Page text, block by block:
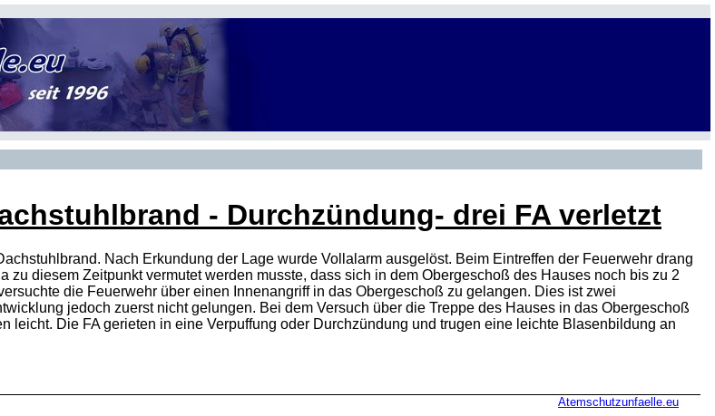
- Durchzündung- drei FA verletzt
Nach Erkundung der Lage wurde Vollalarm ausgelöst. Beim Eintreffen der Feuerwehr drang
zu diesem Zeitpunkt vermutet werden musste, dass sich in dem Obergeschoß des Hauses noch bis zu 2
die Feuerwehr über einen Innenangriff in das Obergeschoß zu gelangen. Dies ist zwei
jedoch zuerst nicht gelungen. Bei dem Versuch über die Treppe des Hauses in das Obergeschoß
leicht. Die FA gerieten in eine Verpuffung oder Durchzündung und trugen eine leichte Blasenbildung an
Atemschutzunfaelle.eu